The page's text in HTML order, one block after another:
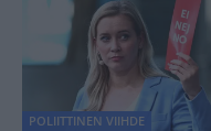
POLIITTINEN VIIHDE